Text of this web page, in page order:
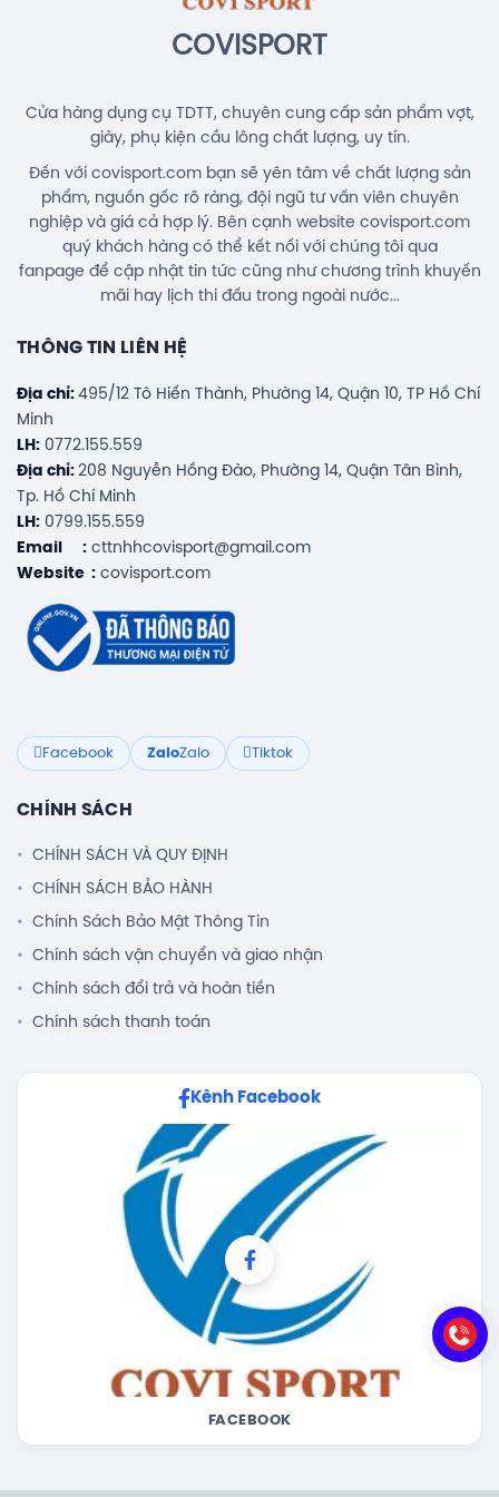
450.000đ
COVISPORT
Cửa hàng dụng cụ TDTT, chuyên cung cấp sản phẩm vợt,
giày, phụ kiện cầu lông chất lượng, uy tín.
Đến với covisport.com bạn sẽ yên tâm về chất lượng sản
phẩm, nguồn gốc rõ ràng, đội ngũ tư vấn viên chuyên
nghiệp và giá cả hợp lý. Bên cạnh website covisport.com
quý khách hàng có thể kết nối với chúng tôi qua
fanpage để cập nhật tin tức cũng như chương trình khuyến
mãi hay lịch thi đấu trong ngoài nước...
THÔNG TIN LIÊN HỆ
Địa chỉ: 495/12 Tô Hiến Thành, Phường 14, Quận 10, TP Hồ Chí
Minh
LH: 0772.155.559
Địa chỉ: 208 Nguyễn Hồng Đào, Phường 14, Quận Tân Bình,
Tp. Hồ Chí Minh
LH: 0799.155.559
Email : cttnhhcovisport@gmail.com
Website : covisport.com
Facebook ZaloZalo Tiktok
CHÍNH SÁCH
CHÍNH SÁCH VÀ QUY ĐỊNH
CHÍNH SÁCH BẢO HÀNH
Chính Sách Bảo Mật Thông Tin
Chính sách vận chuyển và giao nhận
Chính sách đổi trả và hoàn tiền
Chính sách thanh toán
Kênh Facebook
FACEBOOK